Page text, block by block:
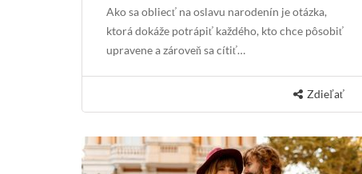
Ako sa obliecť na oslavu narodenín je otázka,
ktorá dokáže potrápiť každého, kto chce pôsobiť
upravene a zároveň sa cítiť…
Zdieľať